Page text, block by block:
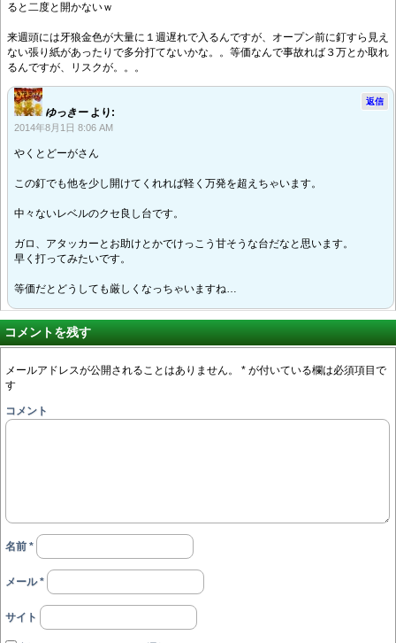
ると二度と開かないｗ
来週頭には牙狼金色が大量に１週遅れで入るんですが、オープン前に釘すら見え
ない張り紙があったりで多分打てないかな。。等価なんで事故れば３万とか取れ
るんですが、リスクが。。。
ゆっきー より:
2014年8月1日 8:06 AM
やくとどーがさん
この釘でも他を少し開けてくれれば軽く万発を超えちゃいます。
中々ないレベルのクセ良し台です。
ガロ、アタッカーとお助けとかでけっこう甘そうな台だなと思います。
早く打ってみたいです。
等価だとどうしても厳しくなっちゃいますね…
返信
コメントを残す
メールアドレスが公開されることはありません。 * が付いている欄は必須項目で
す
コメント
名前 *
メール*
サイト